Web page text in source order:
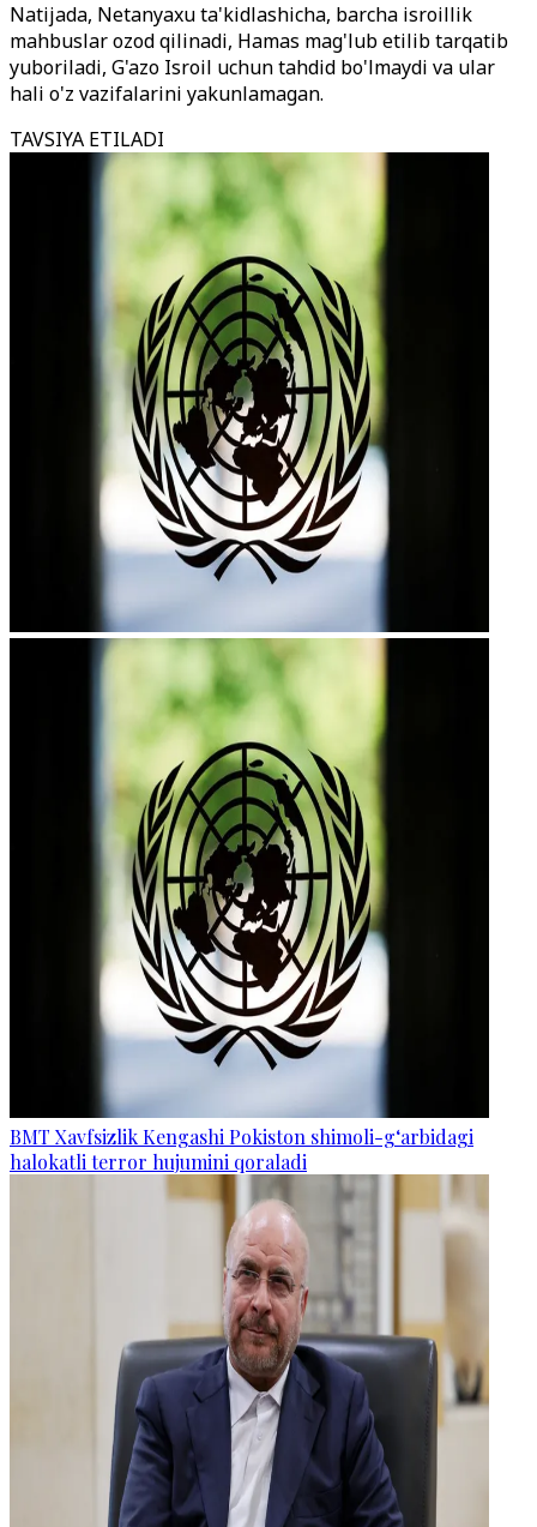
Natijada, Netanyaxu ta'kidlashicha, barcha isroillik
mahbuslar ozod qilinadi, Hamas mag'lub etilib tarqatib
yuboriladi, G'azo Isroil uchun tahdid bo'lmaydi va ular
hali o'z vazifalarini yakunlamagan.
TAVSIYA ETILADI
BMT Xavfsizlik Kengashi Pokiston shimoli-g‘arbidagi
halokatli terror hujumini qoraladi